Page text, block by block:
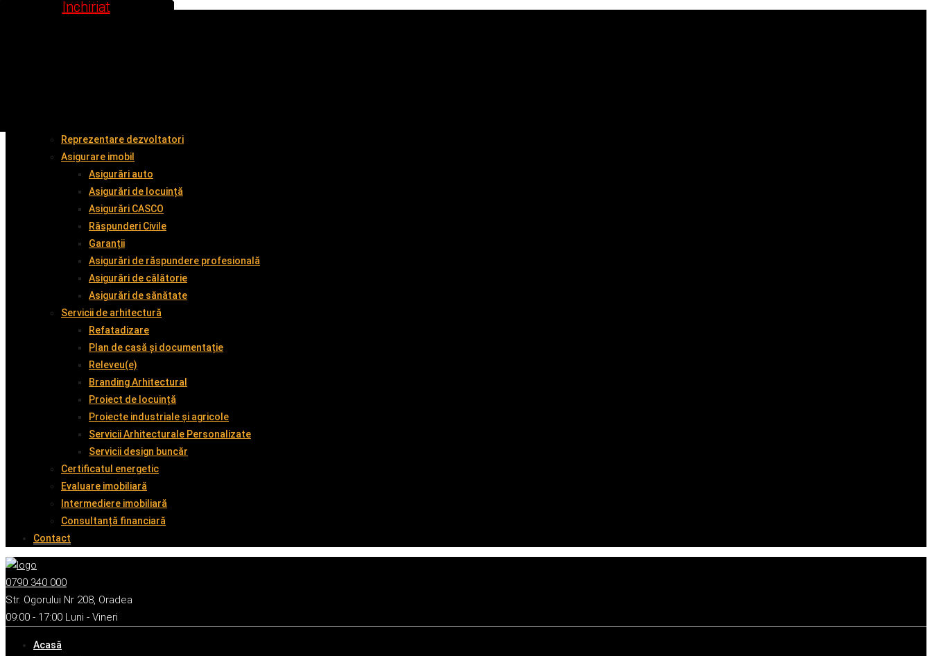
Reprezentare dezvoltatori
Asigurare imobil
Asigurări auto
Asigurări de locuință
Asigurări CASCO
Răspunderi Civile
Garanții
Asigurări de răspundere profesională
Asigurări de călătorie
Asigurări de sănătate
Servicii de arhitectură
Refatadizare
Plan de casă și documentație
Releveu(e)
Branding Arhitectural
Proiect de locuință
Proiecte industriale și agricole
Servicii Arhitecturale Personalizate
Servicii design buncăr
Certificatul energetic
Evaluare imobiliară
Intermediere imobiliară
Consultanță financiară
Contact
0790 340 000
Str. Ogorului Nr 208, Oradea
09:00 - 17:00 Luni - Vineri
Acasă
Vândut
Vândut
Vândut
Vândut
Vândut
Vândut
Inchiriat
Inchiriat